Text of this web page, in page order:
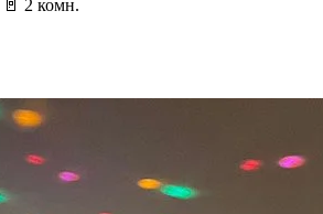
🚪 2 комн.